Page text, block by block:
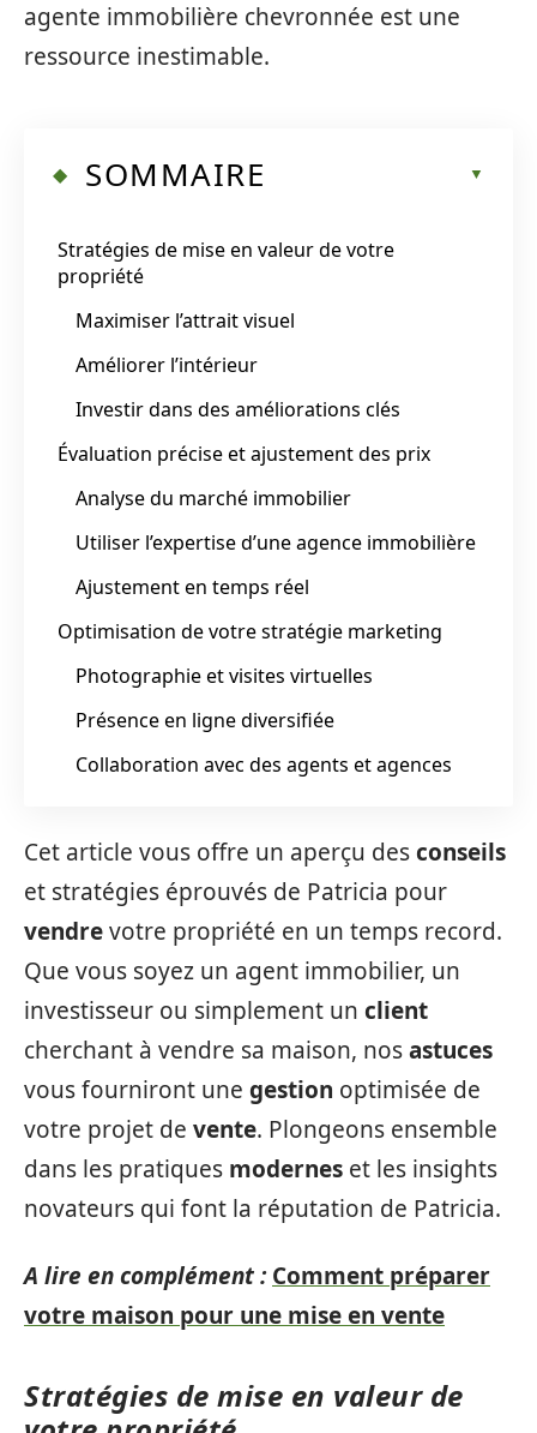
agente immobilière chevronnée est une
ressource inestimable.
SOMMAIRE
Stratégies de mise en valeur de votre
propriété
Maximiser l’attrait visuel
Améliorer l’intérieur
Investir dans des améliorations clés
Évaluation précise et ajustement des prix
Analyse du marché immobilier
Utiliser l’expertise d’une agence immobilière
Ajustement en temps réel
Optimisation de votre stratégie marketing
Photographie et visites virtuelles
Présence en ligne diversifiée
Collaboration avec des agents et agences
Cet article vous offre un aperçu desconseils
et stratégies éprouvés de Patricia pour
vendrevotre propriété en un temps record.
Que vous soyez un agent immobilier, un
investisseur ou simplement un client
cherchant à vendre sa maison, nosastuces
vous fourniront une gestion optimisée de
votre projet de vente. Plongeons ensemble
dans les pratiques modernes et les insights
novateurs qui font la réputation de Patricia.
A lire en complément : Comment préparer
votre maison pour une mise en vente
Stratégies de mise en valeur de